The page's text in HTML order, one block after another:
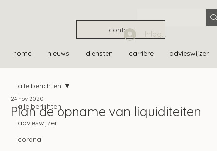
contact
home nieuws diensten carrière advieswijzer
Inloggen
alle berichten
advieswijzer
corona
alle berichten
Plan de opname van liquiditeiten
24 nov 2020